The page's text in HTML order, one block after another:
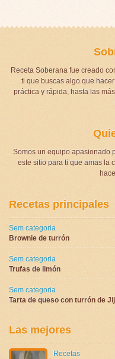
Receta Soberana fue creado
ti que buscas algo que
práctica y rápida, hasta las
Somos un equipo apasionado
este sitio para ti que amas la
Recetas principales
Sem categoria
Brownie de turrón
Sem categoria
Trufas de limón
Sem categoria
Tarta de queso con turrón de
Las mejores
Recetas